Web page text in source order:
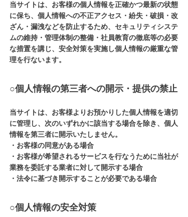
当サイトは、お客様の個人情報を正確かつ最新の状態
に保ち、個人情報への不正アクセス・紛失・破損・改
ざん・漏洩などを防止するため、セキュリティシステ
ムの維持・管理体制の整備・社員教育の徹底等の必要
な措置を講じ、安全対策を実施し個人情報の厳重な管
理を行ないます。
○個人情報の第三者への開示・提供の禁止
当サイトは、お客様よりお預かりした個人情報を適切
に管理し、次のいずれかに該当する場合を除き、個人
情報を第三者に開示いたしません。
・お客様の同意がある場合
・お客様が希望されるサービスを行なうために当社が
業務を委託する業者に対して開示する場合
・法令に基づき開示することが必要である場合
○個人情報の安全対策